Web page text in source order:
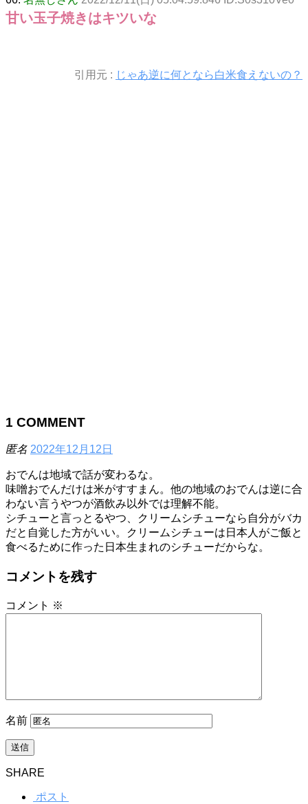
甘い玉子焼きはキツいな
引用元 : じゃあ逆に何となら白米食えないの？
1 COMMENT
匿名 2022年12月12日
おでんは地域で話が変わるな。
味噌おでんだけは米がすすまん。他の地域のおでんは逆に合
わない言うやつが酒飲み以外では理解不能。
シチューと言っとるやつ、クリームシチューなら自分がバカ
だと自覚した方がいい。クリームシチューは日本人がご飯と
食べるために作った日本生まれのシチューだからな。
コメントを残す
コメント ※
名前
SHARE
ポスト